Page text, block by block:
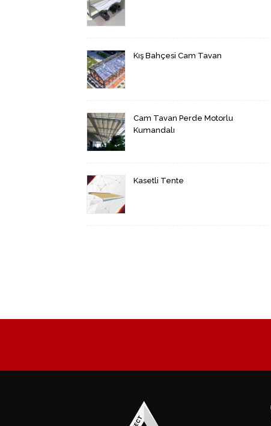
Kış Bahçesi Cam Tavan
Cam Tavan Perde Motorlu
Kumandalı
Kasetli Tente